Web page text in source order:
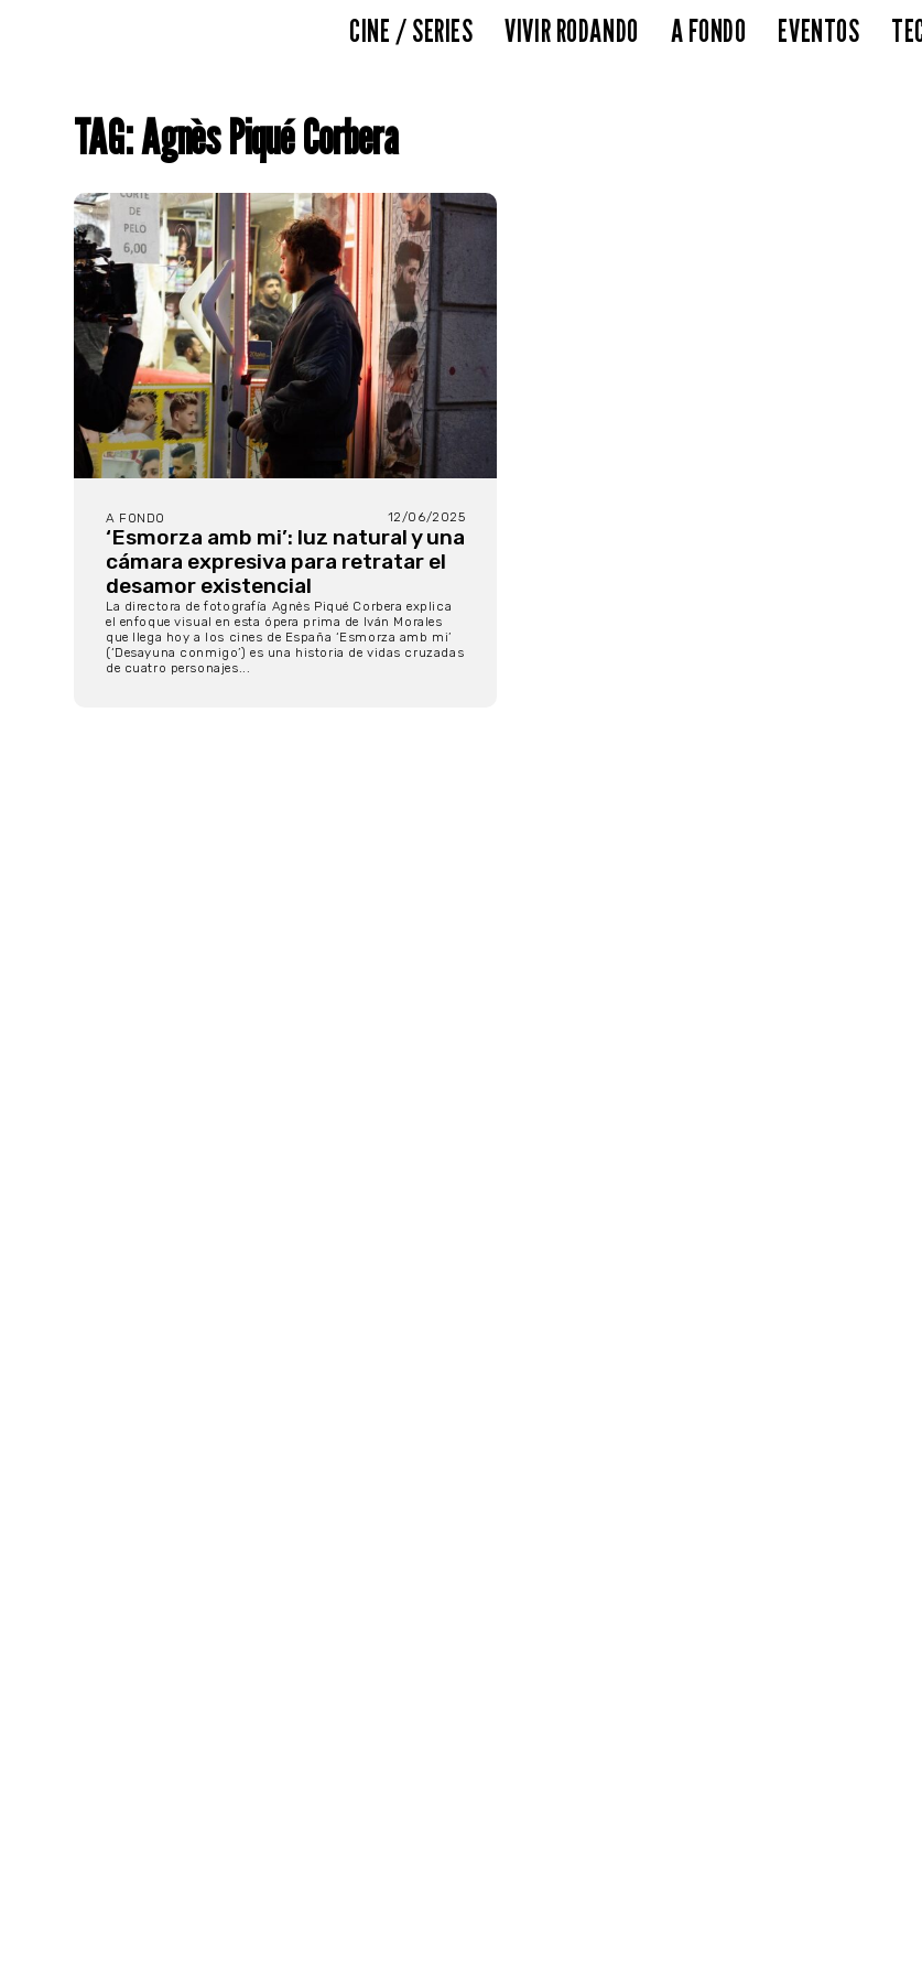
CINE / SERIES VIVIR RODANDO A FONDO EVENTOS
TAG: Agnès Piqué Corbera
A FONDO 12/06/2025
‘Esmorza amb mi’: luz natural y una
cámara expresiva para retratar el
desamor existencial
La directora de fotografía Agnès Piqué Corbera explica
el enfoque visual en esta ópera prima de Iván Morales
que llega hoy a los cines de España ‘Esmorza amb mi’
(‘Desayuna conmigo’) es una historia de vidas cruzadas
de cuatro personajes...